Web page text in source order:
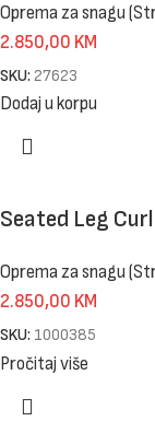
Oprema za snagu
2.850,00 KM
SKU: 27623
Dodaj u korpu
Seated Leg Curl
Oprema za snagu
2.850,00 KM
SKU: 1000385
Pročitaj više